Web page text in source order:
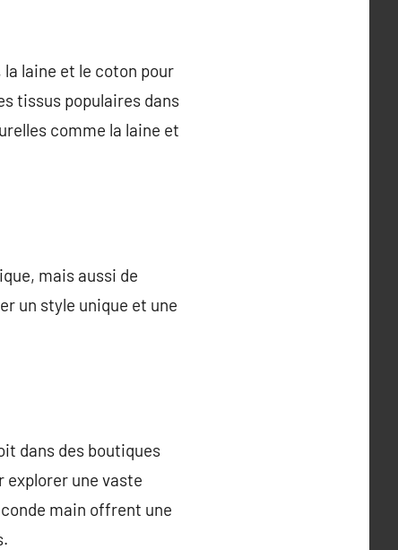
laine et le coton pour
tissus populaires dans
comme la laine et
mais aussi de
un style unique et une
dans des boutiques
explorer une vaste
main offrent une